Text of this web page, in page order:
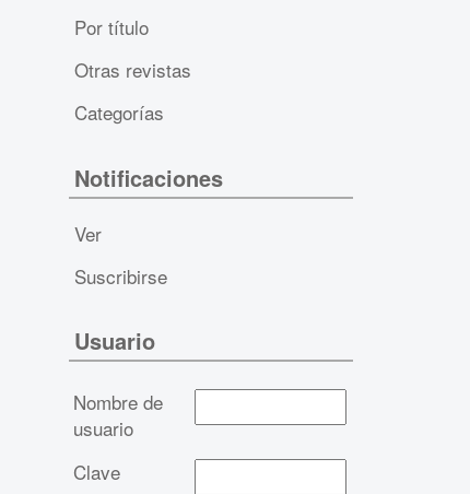
Por título
Otras revistas
Categorías
Notificaciones
Ver
Suscribirse
Usuario
Nombre de
usuario
Clave